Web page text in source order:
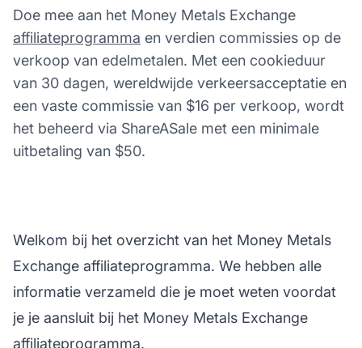
Doe mee aan het Money Metals Exchange
affiliateprogramma en verdien commissies op de
verkoop van edelmetalen. Met een cookieduur
van 30 dagen, wereldwijde verkeersacceptatie en
een vaste commissie van $16 per verkoop, wordt
het beheerd via ShareASale met een minimale
uitbetaling van $50.
Welkom bij het overzicht van het Money Metals
Exchange affiliateprogramma. We hebben alle
informatie verzameld die je moet weten voordat
je je aansluit bij het Money Metals Exchange
affiliateprogramma.